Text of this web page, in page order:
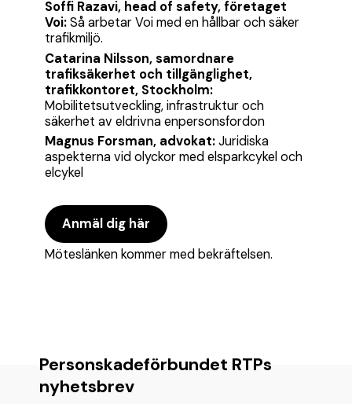
Soffi Razavi, head of safety, företaget
Voi:Så arbetar Voi med en hållbar och säker
trafikmiljö.
Catarina Nilsson, samordnare
trafiksäkerhet och tillgänglighet,
trafikkontoret, Stockholm:
Mobilitetsutveckling, infrastruktur och
säkerhet av eldrivna enpersonsfordon
Magnus Forsman, advokat:Juridiska
aspekterna vid olyckor med elsparkcykel och
elcykel
Anmäl dig här
Möteslänken kommer med bekräftelsen.
Personskadeförbundet RTPs
nyhetsbrev